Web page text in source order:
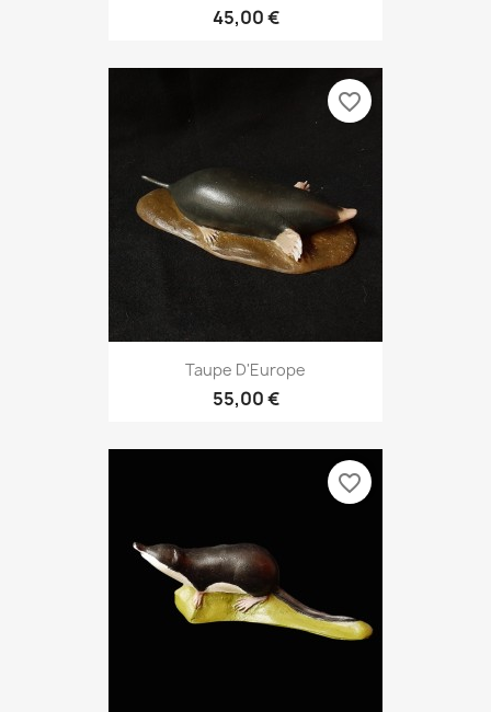
45,00 €
Taupe D'Europe
55,00 €
favorite_border
favorite_border